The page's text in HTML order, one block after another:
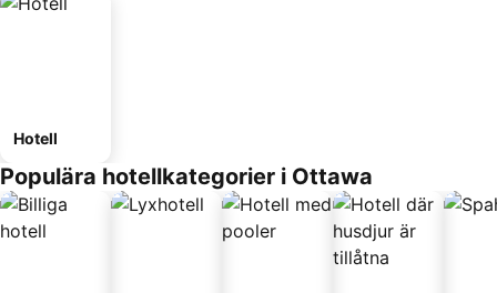
Hotell
Populära hotellkategorier i Ottawa